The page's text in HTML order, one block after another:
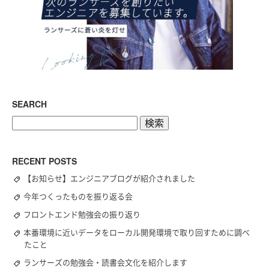
SEARCH
RECENT POSTS
【お知らせ】エンジニアブログが紹介されました
今年つくったものを振り返る会
フロントエンド勉強会の振り返り
本番環境に近いデータをローカル開発環境で取り回すために調べ
たこと
ランサーズの勉強会・読書会文化を紹介します